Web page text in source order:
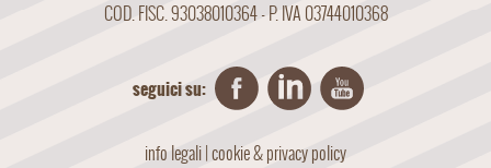
COD. FISC. 93038010364 - P. IVA 03744010368
seguici su:
info legali|cookie & privacy policy